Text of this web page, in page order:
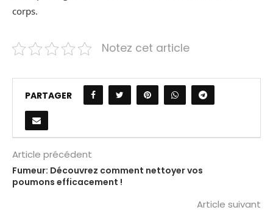
corps.
Notez cet article
PARTAGER
Article précédent
Fumeur: Découvrez comment nettoyer vos
poumons efficacement !
Article suivant